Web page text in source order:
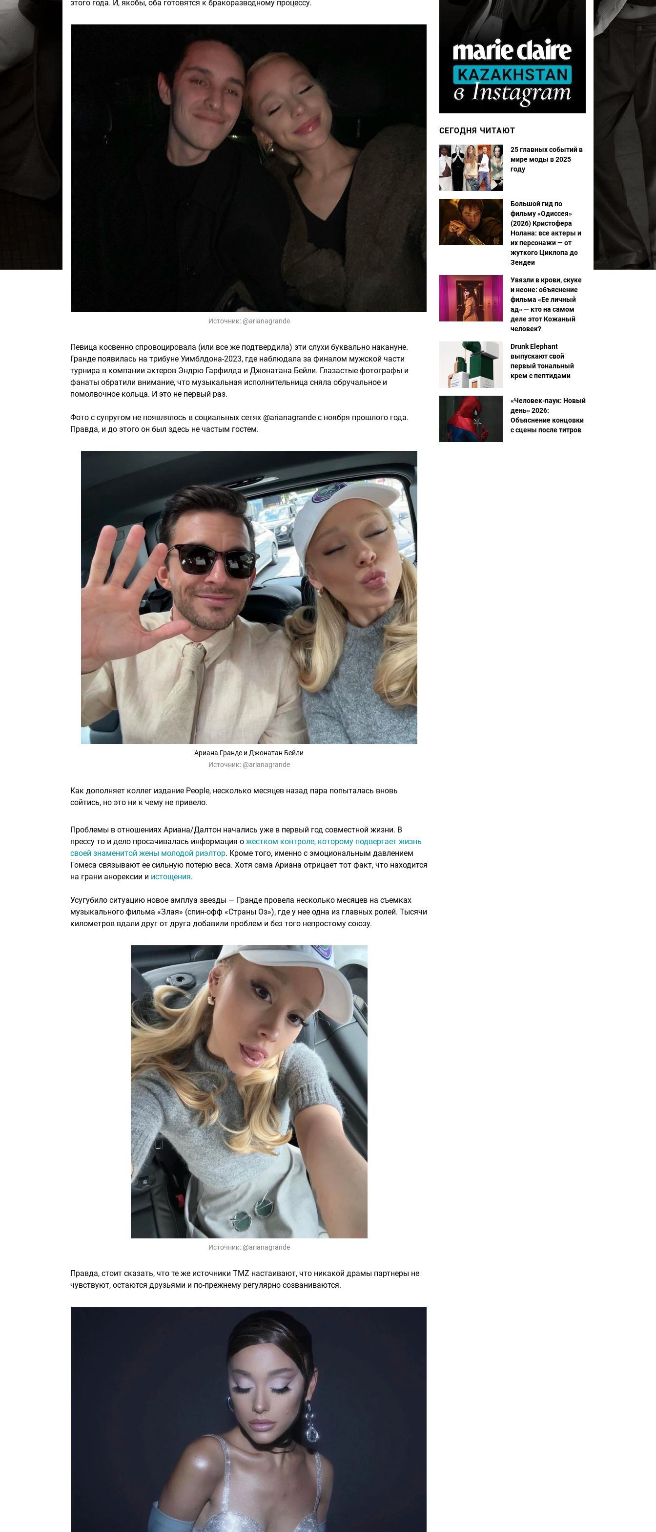
этого года. И, якобы, оба готовятся к бракоразводному процессу.
Источник: @arianagrande
Певица косвенно спровоцировала (или все же подтвердила) эти слухи буквально накануне.
Гранде появилась на трибуне Уимблдона-2023, где наблюдала за финалом мужской части
турнира в компании актеров Эндрю Гарфилда и Джонатана Бейли. Глазастые фотографы и
фанаты обратили внимание, что музыкальная исполнительница сняла обручальное и
помолвочное кольца. И это не первый раз.
Фото с супругом не появлялось в социальных сетях @arianagrande с ноября прошлого года.
Правда, и до этого он был здесь не частым гостем.
Ариана Гранде и Джонатан Бейли
Источник: @arianagrande
Как дополняет коллег издание People, несколько месяцев назад пара попыталась вновь
сойтись, но это ни к чему не привело.
Проблемы в отношениях Ариана/Далтон начались уже в первый год совместной жизни. В
прессу то и дело просачивалась информация о жестком контроле, которому подвергает жизнь
своей знаменитой жены молодой риэлтор. Кроме того, именно с эмоциональным давлением
Гомеса связывают ее сильную потерю веса. Хотя сама Ариана отрицает тот факт, что находится
на грани анорексии и истощения.
Усугубило ситуацию новое амплуа звезды — Гранде провела несколько месяцев на съемках
музыкального фильма «Злая» (спин-офф «Страны Оз»), где у нее одна из главных ролей. Тысячи
километров вдали друг от друга добавили проблем и без того непростому союзу.
Источник: @arianagrande
Правда, стоит сказать, что те же источники TMZ настаивают, что никакой драмы партнеры не
чувствуют, остаются друзьями и по-прежнему регулярно созваниваются.
СЕГОДНЯ ЧИТАЮТ
25 главных событий в
мире моды в 2025
году
Большой гид по
фильму «Одиссея»
(2026) Кристофера
Нолана: все актеры и
их персонажи — от
жуткого Циклопа до
Зендеи
Увязли в крови, скуке
и неоне: объяснение
фильма «Ее личный
ад» — кто на самом
деле этот Кожаный
человек?
Drunk Elephant
выпускают свой
первый тональный
крем с пептидами
«Человек-паук: Новый
день» 2026:
Объяснение концовки
с сцены после титров